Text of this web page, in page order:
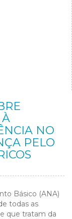
À
NO
PELO
Básico (ANA)
todas as
que tratam da